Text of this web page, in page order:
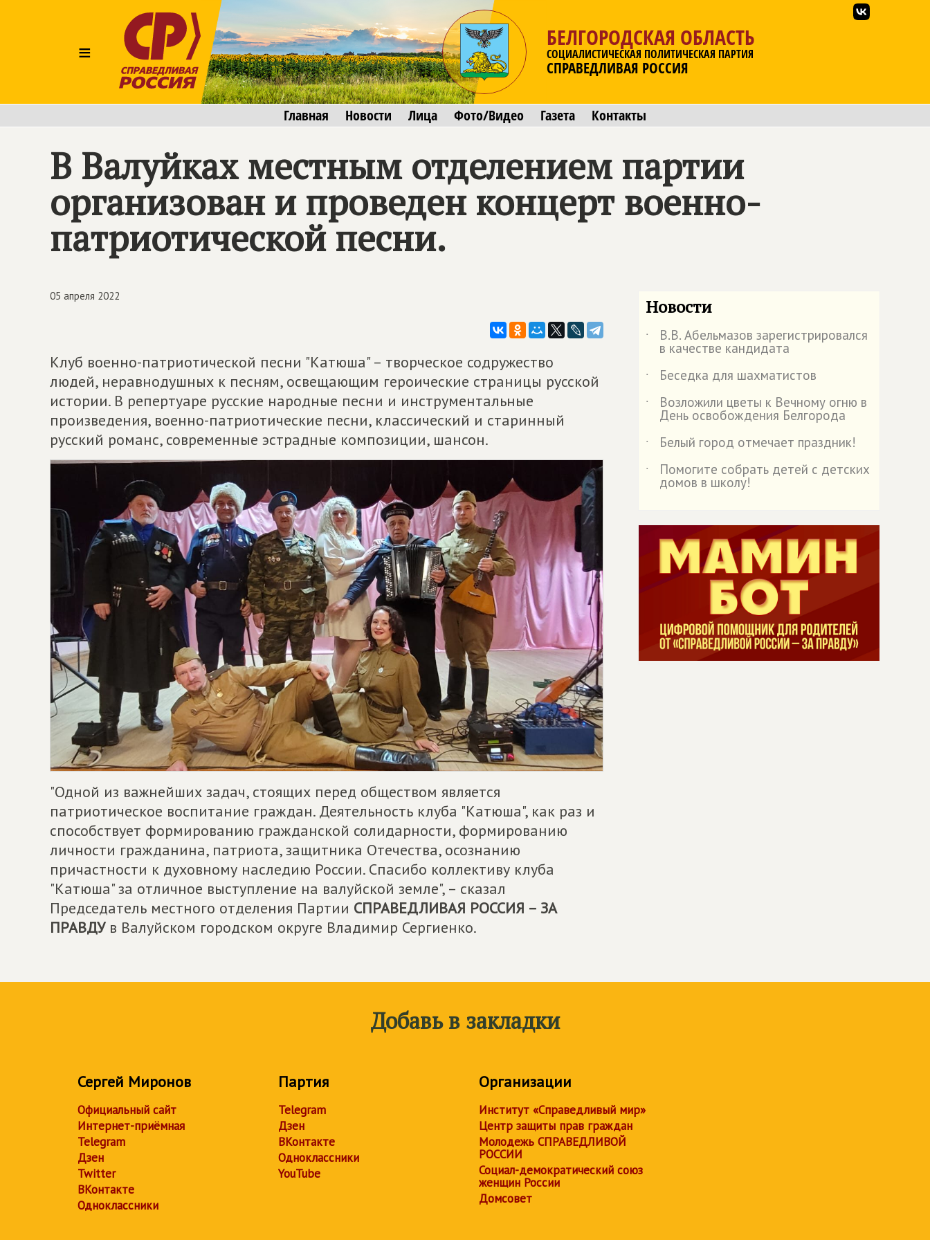
≡
БЕЛГОРОДСКАЯ ОБЛАСТЬ
СОЦИАЛИСТИЧЕСКАЯ ПОЛИТИЧЕСКАЯ ПАРТИЯ
СПРАВЕДЛИВАЯ РОССИЯ
Главная Новости Лица Фото/Видео Газета Контакты
В Валуйках местным отделением партии
организован и проведен концерт военно-
патриотической песни.
05 апреля 2022
Клуб военно-патриотической песни "Катюша" – творческое содружество
людей, неравнодушных к песням, освещающим героические страницы русской
истории. В репертуаре русские народные песни и инструментальные
произведения, военно-патриотические песни, классический и старинный
русский романс, современные эстрадные композиции, шансон.
"Одной из важнейших задач, стоящих перед обществом является
патриотическое воспитание граждан. Деятельность клуба "Катюша", как раз и
способствует формированию гражданской солидарности, формированию
личности гражданина, патриота, защитника Отечества, осознанию
причастности к духовному наследию России. Спасибо коллективу клуба
"Катюша" за отличное выступление на валуйской земле", – сказал
Председатель местного отделения Партии СПРАВЕДЛИВАЯ РОССИЯ – ЗА
ПРАВДУв Валуйском городском округе Владимир Сергиенко.
Новости
˙ В.В. Абельмазов зарегистрировался
в качестве кандидата
˙
Беседка для шахматистов
˙
Возложили цветы к Вечному огню в
День освобождения Белгорода
˙
Белый город отмечает праздник!
˙
Помогите собрать детей с детских
домов в школу!
Добавь в закладки
Сергей Миронов
Официальный сайт
Интернет-приёмная
Telegram
Дзен
Twitter
ВКонтакте
Одноклассники
Партия
Telegram
Дзен
ВКонтакте
Одноклассники
YouTube
Организации
Институт «Справедливый мир»
Центр защиты прав граждан
Молодежь СПРАВЕДЛИВОЙ
РОССИИ
Социал-демократический союз
женщин России
Домсовет